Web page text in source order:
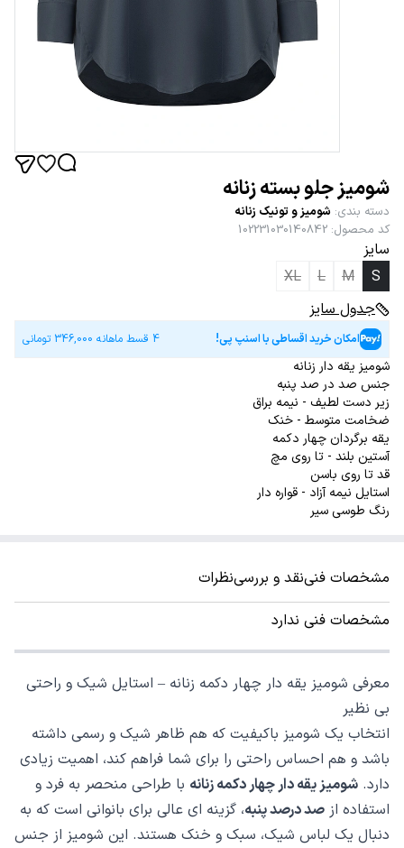
شومیز جلو بسته زنانه
دسته بندی: شومیز و تونیک زنانه
کد محصول:
102231030140842
سایز
S
M
L
XL
جدول سایز
امکان خرید اقساطی با اسنپ پی! 4 قسط ماهانه 346,000 تومانی
شومیز یقه دار زنانه
جنس صد در صد پنبه
زیر دست لطیف - نیمه براق
ضخامت متوسط - خنک
یقه برگردان چهار دکمه
آستین بلند - تا روی مچ
قد تا روی باسن
استایل نیمه آزاد - قواره دار
رنگ طوسی سیر
مشخصات فنینقد و بررسینظرات
مشخصات فنی ندارد
معرفی شومیز یقه دار چهار دکمه زنانه – استایل شیک و راحتی
بی نظیر
انتخاب یک شومیز باکیفیت که هم ظاهر شیک و رسمی داشته
باشد و هم احساس راحتی را برای شما فراهم کند، اهمیت زیادی
دارد. شومیز یقه دار چهار دکمه زنانه با طراحی منحصر به فرد و
استفاده از صد درصد پنبه، گزینه ای عالی برای بانوانی است که به
دنبال یک لباس شیک، سبک و خنک هستند. این شومیز از جنس